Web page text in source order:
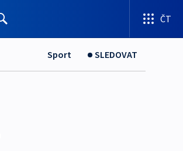
ČT
Sport SLEDOVAT